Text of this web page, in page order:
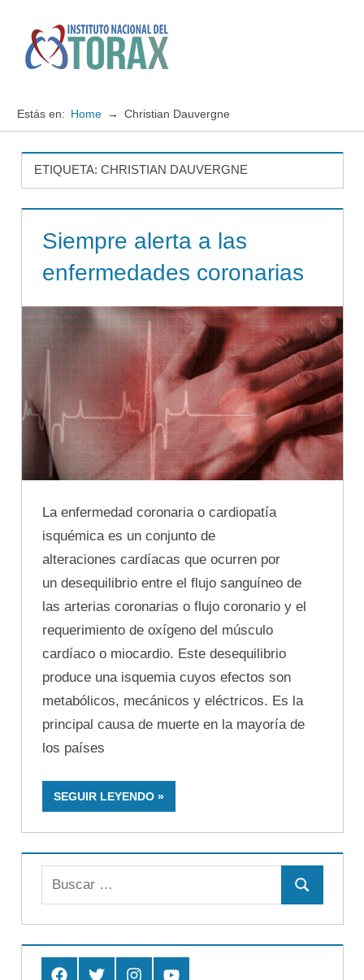
contenido
Instituto
del
TORAX
Estás en: Home Christian Dauvergne
ETIQUETA: CHRISTIAN DAUVERGNE
Siempre alerta a las
enfermedades coronarias
La enfermedad coronaria o cardiopatía
isquémica es un conjunto de
alteraciones cardíacas que ocurren por
un desequilibrio entre el flujo sanguíneo de
las arterias coronarias o flujo coronario y el
requerimiento de oxígeno del músculo
cardíaco o miocardio. Este desequilibrio
produce una isquemia cuyos efectos son
metabólicos, mecánicos y eléctricos. Es la
principal causa de muerte en la mayoría de
los países
SEGUIR LEYENDO
Buscar
FacebookTwitter InstagramYoutube